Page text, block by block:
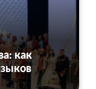
как